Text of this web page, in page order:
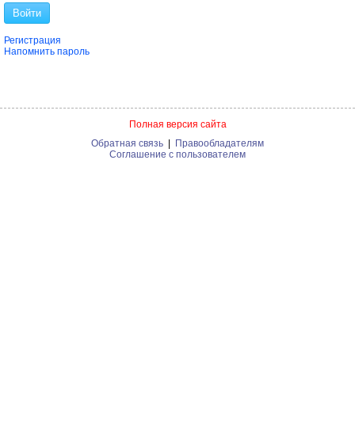
Войти
Регистрация
Напомнить пароль
Полная версия сайта
Обратная связь
Правообладателям
Соглашение с пользователем